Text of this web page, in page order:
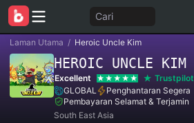
Cari
Laman Utama / Heroic Uncle Kim
HEROIC UNCLE KIM
Excellent
Trustpilot
GLOBAL
Penghantaran Segera
Pembayaran Selamat & Terjamin
South East Asia